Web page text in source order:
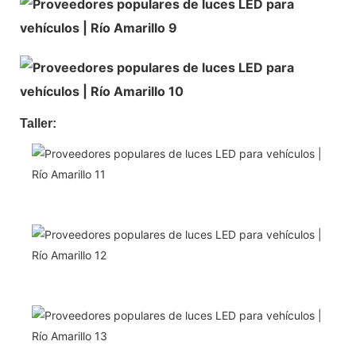
Taller: